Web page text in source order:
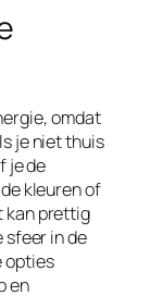
omdat
je niet thuis
je de
kleuren of
kan prettig
sfeer in de
opties
en